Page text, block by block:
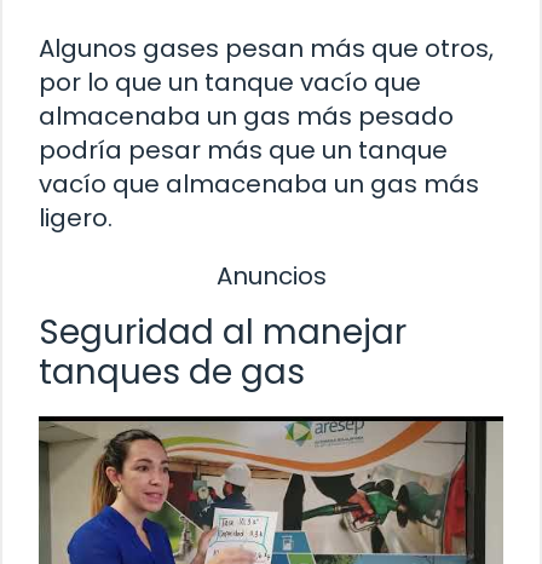
Algunos gases pesan más que otros,
por lo que un tanque vacío que
almacenaba un gas más pesado
podría pesar más que un tanque
vacío que almacenaba un gas más
ligero.
Anuncios
Seguridad al manejar
tanques de gas